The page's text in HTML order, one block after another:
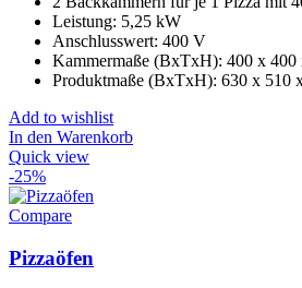
Leistung: 5,25 kW
Anschlusswert: 400 V
Kammermaße (BxTxH): 400 x 400
Produktmaße (BxTxH): 630 x 510
Add to wishlist
In den Warenkorb
Quick view
-25%
Compare
Pizzaöfen